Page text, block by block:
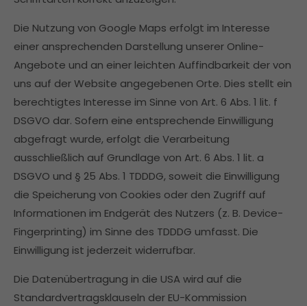
Die Nutzung von Google Maps erfolgt im Interesse
einer ansprechenden Darstellung unserer Online-
Angebote und an einer leichten Auffindbarkeit der von
uns auf der Website angegebenen Orte. Dies stellt ein
berechtigtes Interesse im Sinne von Art. 6 Abs. 1 lit. f
DSGVO dar. Sofern eine entsprechende Einwilligung
abgefragt wurde, erfolgt die Verarbeitung
ausschließlich auf Grundlage von Art. 6 Abs. 1 lit. a
DSGVO und § 25 Abs. 1 TDDDG, soweit die Einwilligung
die Speicherung von Cookies oder den Zugriff auf
Informationen im Endgerät des Nutzers (z. B. Device-
Fingerprinting) im Sinne des TDDDG umfasst. Die
Einwilligung ist jederzeit widerrufbar.
Die Datenübertragung in die USA wird auf die
Standardvertragsklauseln der EU-Kommission